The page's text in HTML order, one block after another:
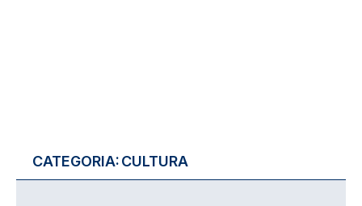
CATEGORIA:CULTURA